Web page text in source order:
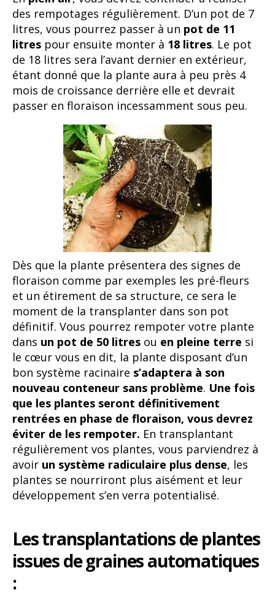
des rempotages régulièrement. D’un pot de 7
litres, vous pourrez passer à un pot de 11
litres pour ensuite monter à 18 litres. Le pot
de 18 litres sera l’avant dernier en extérieur,
étant donné que la plante aura à peu près 4
mois de croissance derrière elle et devrait
passer en floraison incessamment sous peu.
Dès que la plante présentera des signes de
floraison comme par exemples les pré-fleurs
et un étirement de sa structure, ce sera le
moment de la transplanter dans son pot
définitif. Vous pourrez rempoter votre plante
dans un pot de 50 litres ou en pleine terre si
le cœur vous en dit, la plante disposant d’un
bon système racinaire s’adaptera à son
nouveau conteneur sans problème. Une fois
que les plantes seront définitivement
rentrées en phase de floraison, vous devrez
éviter de les rempoter. En transplantant
régulièrement vos plantes, vous parviendrez à
avoir un système radiculaire plus dense, les
plantes se nourriront plus aisément et leur
développement s’en verra potentialisé.
Les transplantations de plantes
issues de graines automatiques
: